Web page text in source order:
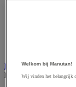
Industriële en
Bekijk de hele
Welkom bij Manutan!
Wij vinden het belangrijk